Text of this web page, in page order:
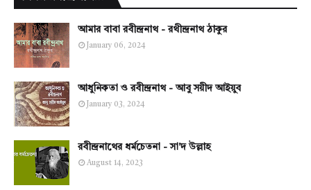
আমার বাবা রবীন্দ্রনাথ - রথীন্দ্রনাথ ঠাকুর
January 06, 2024
আধুনিকতা ও রবীন্দ্রনাথ - আবু সয়ীদ আইয়ুব
January 03, 2024
রবীন্দ্রনাথের ধর্মচেতনা - সা'দ উল্লাহ
August 14, 2023